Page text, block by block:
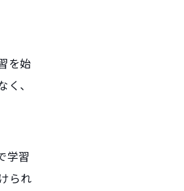
を始
、
学習
られ